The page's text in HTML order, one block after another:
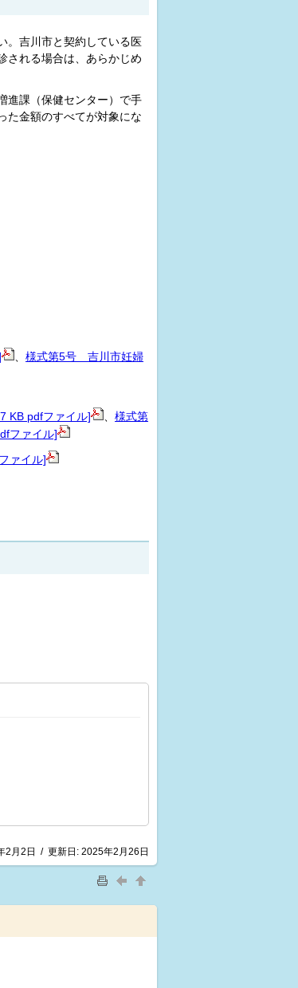
。吉川市と契約している医
される場合は、あらかじめ
進課（保健センター）で手
た金額のすべてが対象にな
様式第5号 吉川市妊婦
KB pdfファイル]
様式第
ファイル]
ァイル]
2月2日 / 更新日: 2025年2月26日